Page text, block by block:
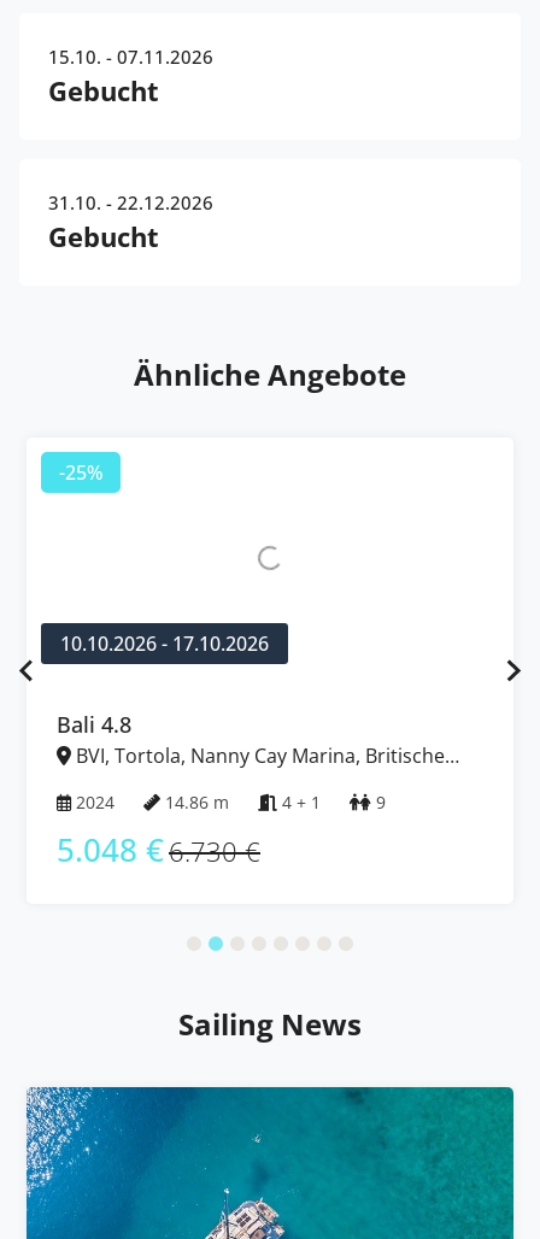
15.10. - 07.11.2026
Gebucht
31.10. - 22.12.2026
Gebucht
Ähnliche Angebote
-25%
10.10.2026 - 17.10.2026
Bali 4.8
BVI, Tortola, Nanny Cay Marina, Britische
2024 14.86 m 4 + 1 9
5.048 €6.730 €
Sailing News